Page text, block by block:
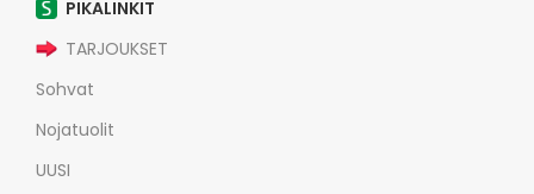
PIKALINKIT
TARJOUKSET
Sohvat
Nojatuolit
UUSI